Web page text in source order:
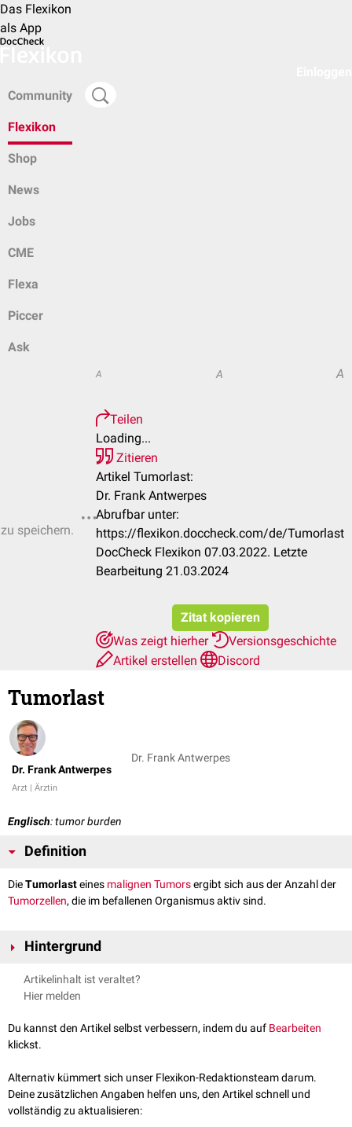
Das Flexikon
als App
Community
Flexikon
Shop
News
Jobs
CME
Flexa
Piccer
Ask
speichern.
A A A
Teilen
Loading...
Zitieren
Artikel Tumorlast:
Dr. Frank Antwerpes
Abrufbar unter:
https://flexikon.doccheck.com/de/Tumorlast
DocCheck Flexikon 07.03.2022. Letzte
Bearbeitung 21.03.2024
Zitat kopieren
Was zeigt hierher
Versionsgeschichte
Artikel erstellen
Discord
Tumorlast
Dr. Frank Antwerpes
Arzt | Ärztin
Dr. Frank Antwerpes
Englisch: tumor burden
Definition
DieTumorlasteines malignen Tumorsergibt sich aus der Anzahl der
Tumorzellen, die im befallenen Organismus aktiv sind.
Hintergrund
Zur Tumorlast tragen der
Je höher die Tumorlast, umso größer ist der Impact des Tumors auf den
gesundes Funktionsgewebe und verbraucht für sein unkontrolliertes
Wachstum systemische Ressourcen. Eine hohe Tumorlast ist daher in
Die Reduktion der Tumorlast ist in derOnkologieein wichtiges
Therapieziel. Um ein Tumorlyse-Syndromzu vermeiden, wird bei hoher
Tumorlast eineVorphasetherapie
Artikelinhalt ist veraltet?
Hier melden
Du kannst den Artikel selbst verbessern, indem du auf Bearbeiten
klickst.
Alternativ kümmert sich unser Flexikon-Redaktionsteam darum.
Deine zusätzlichen Angaben helfen uns, den Artikel schnell und
vollständig zu aktualisieren: